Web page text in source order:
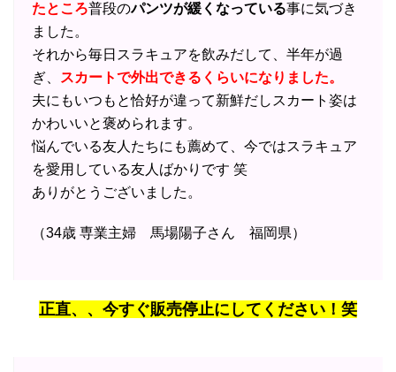
たところ普段のパンツが緩くなっている事に気づき
ました。
それから毎日スラキュアを飲みだして、半年が過
ぎ、
スカートで外出できるくらいになりました。
夫にもいつもと恰好が違って新鮮だしスカート姿は
かわいいと褒められます。
悩んでいる友人たちにも薦めて、今ではスラキュア
を愛用している友人ばかりです 笑
ありがとうございました。
（34歳 専業主婦 馬場陽子さん 福岡県）
正直、、今すぐ販売停止にしてください！笑